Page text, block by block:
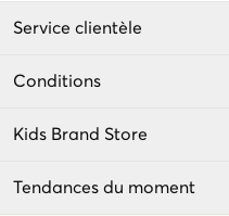
Service clientèle
Conditions
Kids Brand Store
Tendances du moment